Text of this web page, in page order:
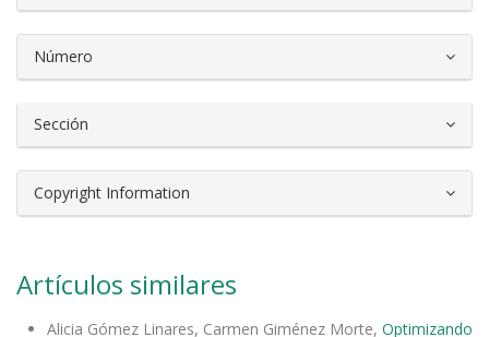
Número
Sección
Copyright Information
Artículos similares
Alicia Gómez Linares, Carmen Giménez Morte, Optimizando